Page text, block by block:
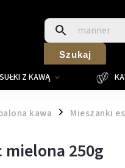
Szukaj
Z KAWĄ
kawa / Mieszanki
mielona 250g